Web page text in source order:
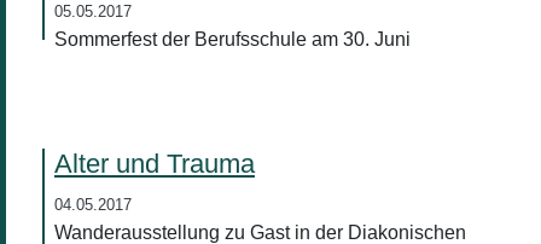
05.05.2017
Sommerfest der Berufsschule am 30. Juni
Alter und Trauma
04.05.2017
Wanderausstellung zu Gast in der Diakonischen